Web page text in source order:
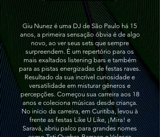
Giu Nunez é uma DJ de São Paulo há 15
anos, a primeira sensação óbvia é de algo
novo, ao ver seus sets que sempre
surpreendem. É um repertório para os
mais exaltados listening bars e também
para as pistas energizadas de festas raves.
Resultado da sua incrível curiosidade e
versatilidade em misturar gêneros e
percepções. Começou sua carreira aos 18
anos e coleciona músicas desde criança.
No início da carreira, em Curitiba, levou à
frente as festas Like U Like, ¡Mira! e
Saravá, abriu palco para grandes nomes